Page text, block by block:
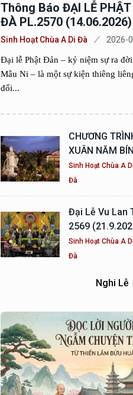
Thông Báo ĐẠI LỄ
ĐÀ PL.2570 (14.06.2026)
Sinh Hoạt Chùa A Di Đà 2026-
Đại lễ Phật Đản – kỷ niệm sự ra
Mâu Ni – là một sự kiện thiêng
đối...
CHƯƠNG
XUÂN NĂM
Sinh Hoạt Chùa A
Đà
Đại Lễ Vu Lan
2569
Sinh Hoạt Chùa A
Đà
Nghi Lễ |